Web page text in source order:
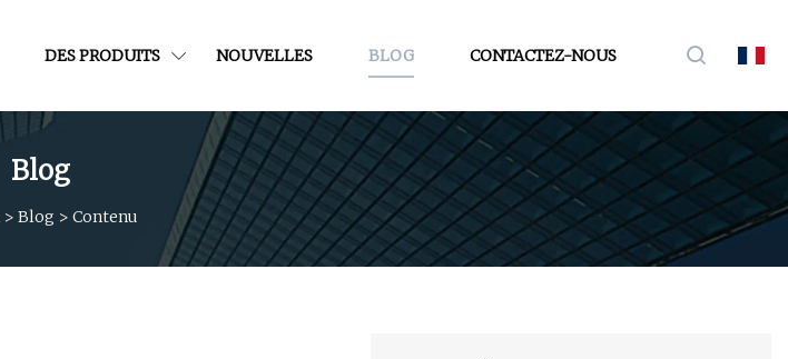
DES PRODUITS NOUVELLES BLOG CONTACTEZ-NOUS
Blog
> Blog > Contenu